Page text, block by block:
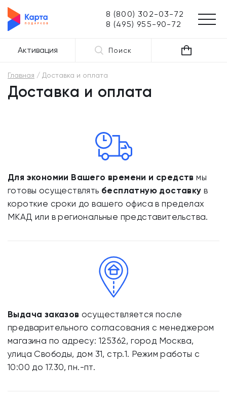
8 (800) 302-03-72
8 (495) 955-90-72
Активация Поиск
Главная Доставка и оплата
Доставка и оплата
Для экономии Вашего времени и средств мы
готовы осуществлять бесплатную доставку в
короткие сроки до вашего офиса в пределах
МКАД или в региональные представительства.
Выдача заказов осуществляется после
предварительного согласования с менеджером
магазина по адресу: 125362, город Москва,
улица Свободы, дом 31, стр.1. Режим работы с
10:00 до 17.30, пн.-пт.